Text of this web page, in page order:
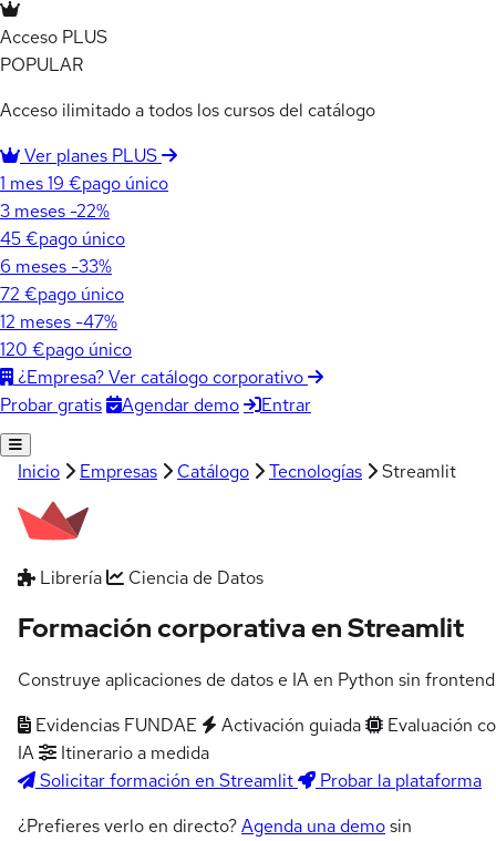
Acceso PLUS
POPULAR
Acceso ilimitado a todos los cursos del catálogo
Ver planes PLUS
1 mes19 €pago único
3 meses -22%
45 €pago único
6 meses -33%
72 €pago único
12 meses -47%
120 €pago único
¿Empresa? Ver catálogo corporativo
Probar gratis
Agendar demo Entrar
Inicio Empresas Catálogo Tecnologías Streamlit
Librería Ciencia de Datos
Formación corporativa en Streamlit
Construye aplicaciones de datos e IA en Python sin
Evidencias FUNDAE
Activación guiada
Evaluación
IA
Itinerario a medida
Solicitar formación en Streamlit
Probar la plataforma
¿Prefieres verlo en directo?Agenda una demosin